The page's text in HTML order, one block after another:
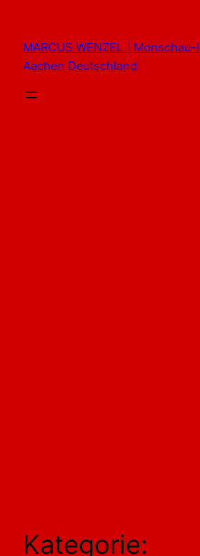
springen
MARCUS WENZEL |
Aachen Deutschland
Kategorie: